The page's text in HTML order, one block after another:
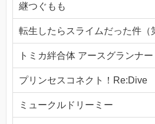
継つぐもも
転生したらスライムだった件（
トミカ絆合体 アースグランナー
プリンセスコネクト！Re:Dive
ミュークルドリーミー